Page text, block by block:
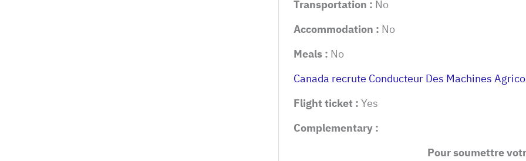
Transportation : No
Accommodation : No
Meals : No
Canada recrute Conducteur Des Machines
Flight ticket :Yes
Complementary :
Pour soumettre votre